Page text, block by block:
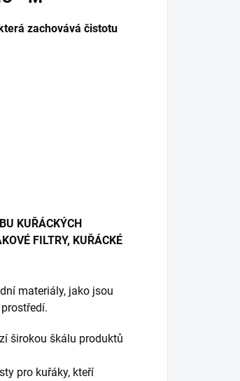
zachovává čistotu
KUŘÁCKÝCH
FILTRY, KUŘÁCKÉ
materiály, jako jsou
širokou škálu produktů
pro kuřáky, kteří